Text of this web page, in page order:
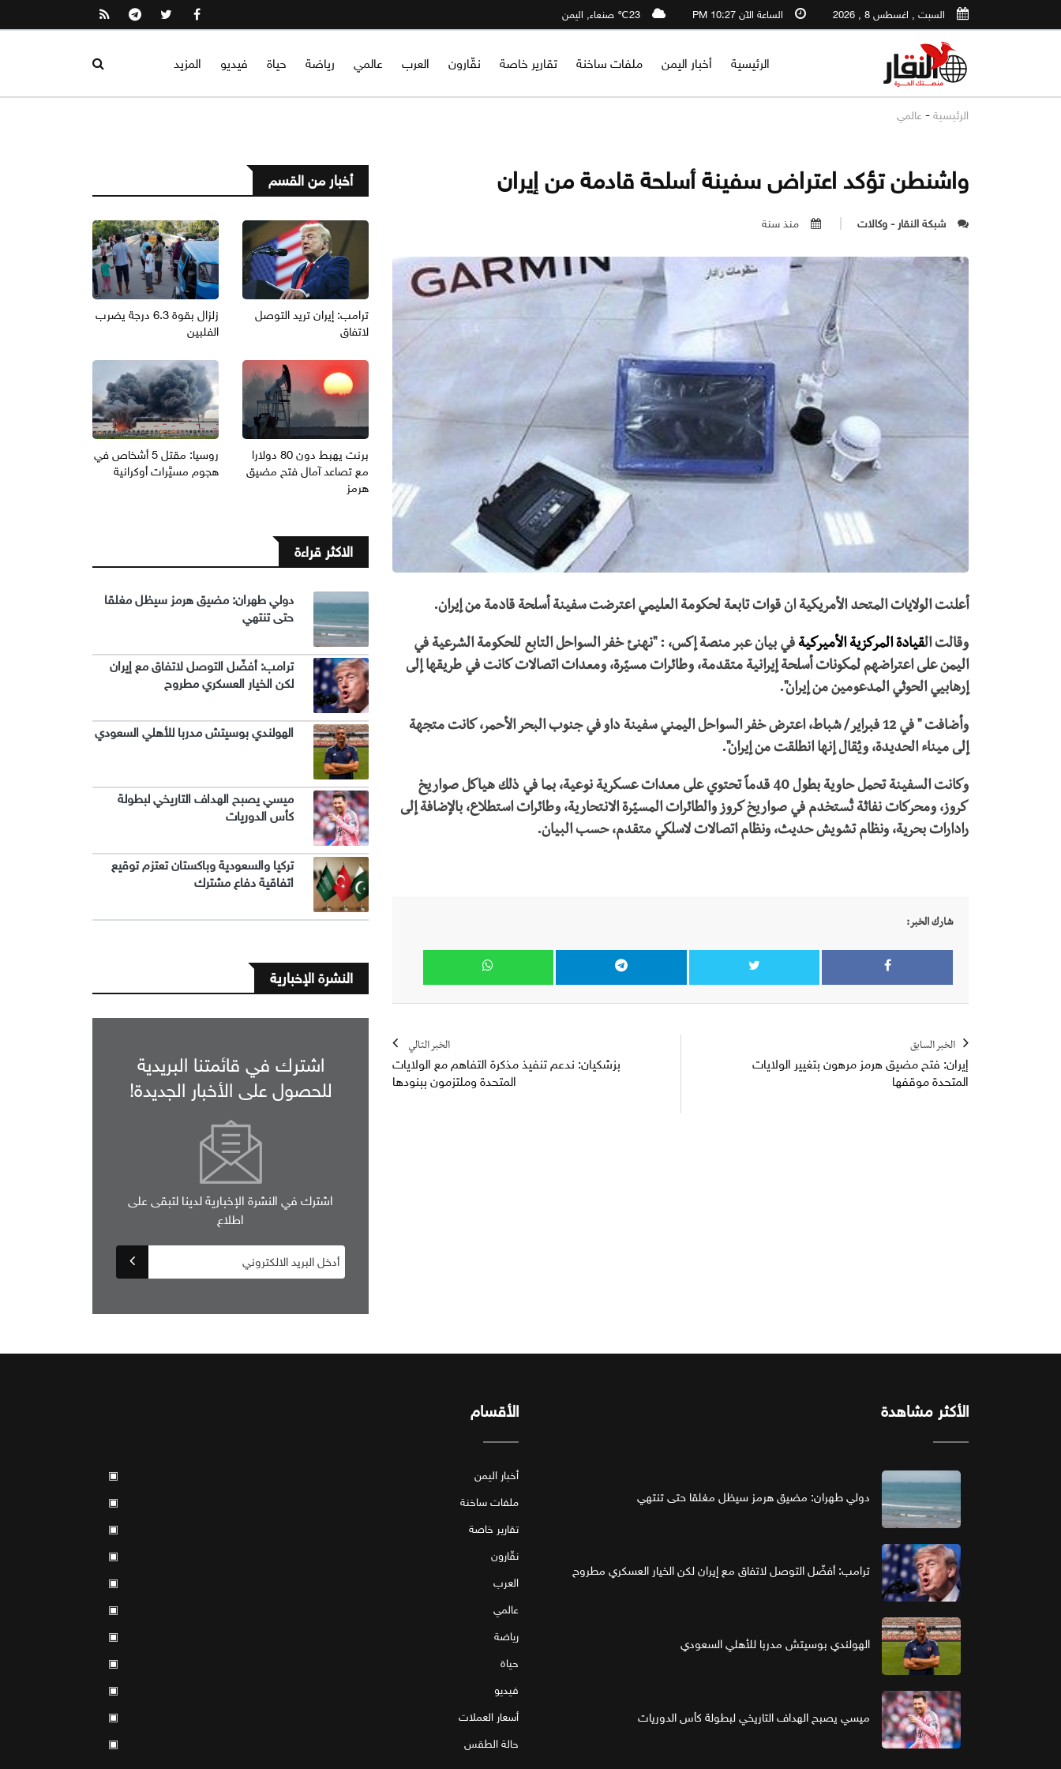
السبت , اغسطس 8 , 2026 الساعة الآن 10:27 PM 23℃ صنعاء, اليمن
الرئيسية أخبار اليمن ملفات ساخنة تقارير خاصة نقّارون العرب عالمي رياضة حياة فيديو المزيد
الرئيسية - عالمي
واشنطن تؤكد اعتراض سفينة أسلحة قادمة من إيران
شبكة النقار - وكالات منذ سنة
أعلنت الولايات المتحد الأمريكية ان قوات تابعة لحكومة العليمي اعترضت سفينة أسلحة قادمة من إيران.
‏وقالت القيادة المركزية الأميركيةفي بيان عبر منصة إكس، : "نهنئ خفر السواحل التابع للحكومة الشرعية في
اليمن على اعتراضهم لمكونات أسلحة إيرانية متقدمة، وطائرات مسيّرة، ومعدات اتصالات كانت في طريقها إلى
إرهابيي الحوثي المدعومين من إيران".
وأضافت " في 12 فبراير/ شباط، اعترض خفر السواحل اليمني سفينة داو في جنوب البحر الأحمر، كانت متجهة
إلى ميناء الحديدة، ويُقال إنها انطلقت من إيران".
وكانت السفينة تحمل حاوية بطول 40 قدماً تحتوي على معدات عسكرية نوعية، بما في ذلك هياكل صواريخ
كروز، ومحركات نفاثة تُستخدم في صواريخ كروز والطائرات المسيّرة الانتحارية، وطائرات استطلاع، بالإضافة إلى
رادارات بحرية، ونظام تشويش حديث، ونظام اتصالات لاسلكي متقدم، حسب البيان.
شارك الخبر:
الخبر السابق
إيران: فتح مضيق هرمز مرهون بتغيير الولايات
المتحدة موقفها
الخبر التالي
بزشكيان: ندعم تنفيذ مذكرة التفاهم مع الولايات
المتحدة وملتزمون ببنودها
أخبار من القسم
ترامب: إيران تريد التوصل
لاتفاق
زلزال بقوة 6.3 درجة يضرب
الفلبين
برنت يهبط دون 80 دولارا
مع تصاعد آمال فتح مضيق
هرمز
روسيا: مقتل 5 أشخاص في
هجوم مسيَّرات أوكرانية
الاكثر قراءة
دولي طهران: مضيق هرمز سيظل مغلقا
حتى تنتهي
ترامب: أفضّل التوصل لاتفاق مع إيران
لكن الخيار العسكري مطروح
الهولندي بوسيتش مدربا للأهلي السعودي
ميسي يصبح الهداف التاريخي لبطولة
كأس الدوريات
تركيا والسعودية وباكستان تعتزم توقيع
اتفاقية دفاع مشترك
النشرة الإخبارية
اشترك في قائمتنا البريدية
للحصول على الأخبار الجديدة!
اشترك في النشرة الإخبارية لدينا لتبقى على
اطلاع
الأكثر مشاهدة
دولي طهران: مضيق هرمز سيظل مغلقا حتى تنتهي
ترامب: أفضّل التوصل لاتفاق مع إيران لكن الخيار العسكري مطروح
الهولندي بوسيتش مدربا للأهلي السعودي
ميسي يصبح الهداف التاريخي لبطولة كأس الدوريات
الأقسام
أخبار اليمن
▣
ملفات ساخنة
▣
تقارير خاصة
▣
نقّارون
▣
العرب
▣
عالمي
▣
رياضة
▣
حياة
▣
فيديو
▣
أسعار العملات
▣
حالة الطقس
▣